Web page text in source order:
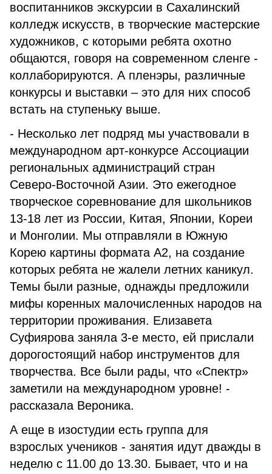
воспитанников экскурсии в Сахалинский
колледж искусств, в творческие мастерские
художников, с которыми ребята охотно
общаются, говоря на современном сленге -
коллаборируются. А пленэры, различные
конкурсы и выставки – это для них способ
встать на ступеньку выше.
- Несколько лет подряд мы участвовали в
международном арт-конкурсе Ассоциации
региональных администраций стран
Северо-Восточной Азии. Это ежегодное
творческое соревнование для школьников
13-18 лет из России, Китая, Японии, Кореи
и Монголии. Мы отправляли в Южную
Корею картины формата А2, на создание
которых ребята не жалели летних каникул.
Темы были разные, однажды предложили
мифы коренных малочисленных народов на
территории проживания. Елизавета
Суфиярова заняла 3-е место, ей прислали
дорогостоящий набор инструментов для
творчества. Все были рады, что «Спектр»
заметили на международном уровне! -
рассказала Вероника.
А еще в изостудии есть группа для
взрослых учеников - занятия идут дважды в
неделю с 11.00 до 13.30. Бывает, что и на